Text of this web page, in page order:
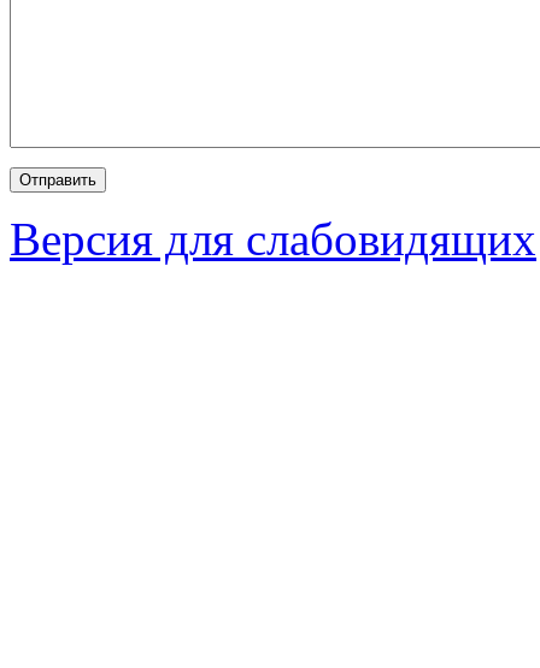
Версия для слабовидящих